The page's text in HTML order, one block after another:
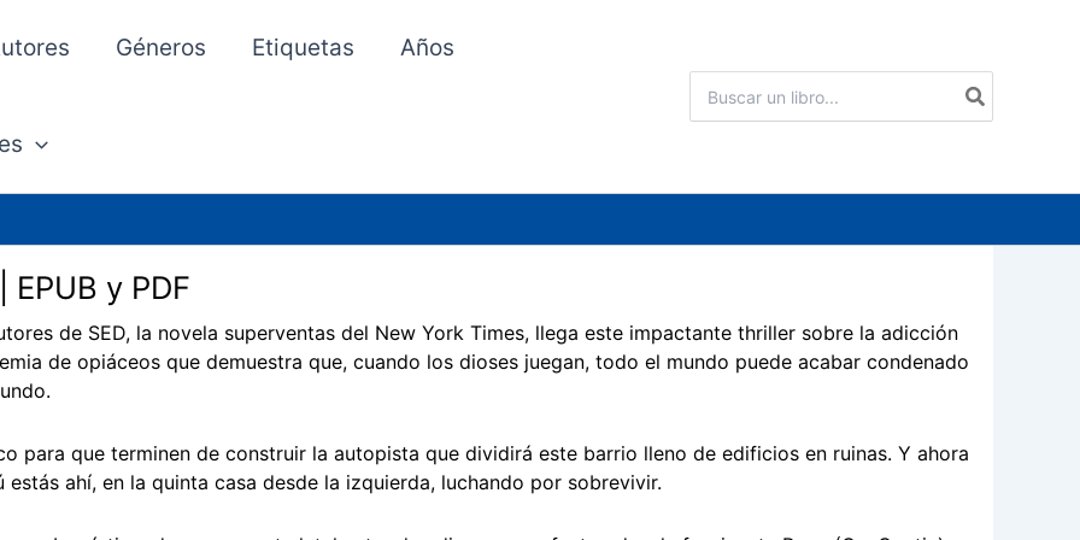
Géneros Etiquetas Años
por:
EPUB y PDF
de SED, la novela superventas del New York Times, llega este impactante thriller sobre la adicción
de opiáceos que demuestra que, cuando los dioses juegan, todo el mundo puede acabar condenado
para que terminen de construir la autopista que dividirá este barrio lleno de edificios en ruinas. Y ahora
estás ahí, en la quinta casa desde la izquierda, luchando por sobrevivir.